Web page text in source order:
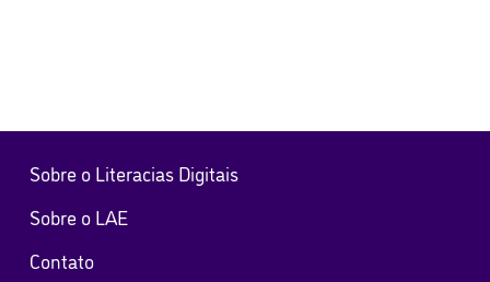
Sobre o Literacias Digitais
Sobre o LAE
Contato